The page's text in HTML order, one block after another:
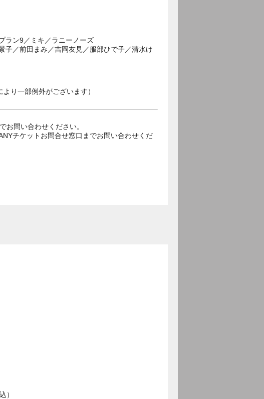
ラン9／ミキ／ラニーノーズ
子／前田まみ／吉岡友見／服部ひで子／清水け
り一部例外がございます）
お問い合わせください。
チケットお問合せ窓口までお問い合わせくだ
）